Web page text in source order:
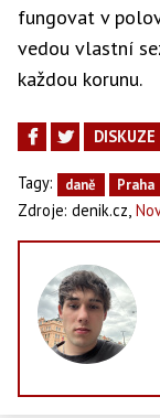
fungovat v
vedou vlastní
každou korunu.
DISKUZE
Tagy: daně Praha
Zdroje: denik.cz